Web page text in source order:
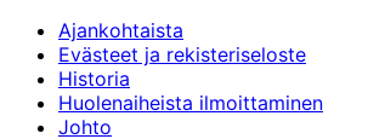
Ajankohtaista
Evästeet ja rekisteriseloste
Historia
Huolenaiheista ilmoittaminen
Johto